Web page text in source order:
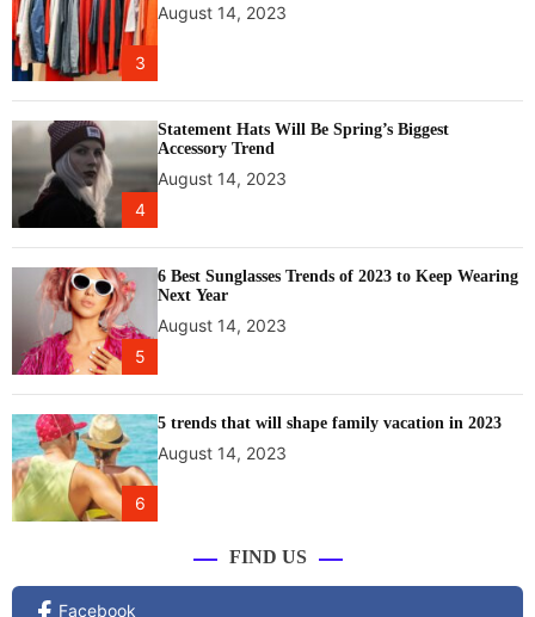
3
August 14, 2023
4
Statement Hats Will Be Spring’s Biggest
Accessory Trend
August 14, 2023
5
6 Best Sunglasses Trends of 2023 to Keep Wearing
Next Year
August 14, 2023
6
5 trends that will shape family vacation in 2023
August 14, 2023
FIND US
Facebook